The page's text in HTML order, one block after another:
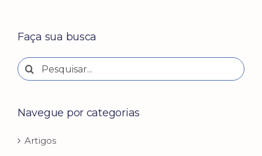
Faça sua busca
Buscar
resultados
Navegue por categorias
Artigos